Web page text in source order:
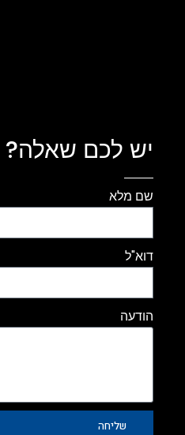
יש לכם שאלה?
שם מלא
דוא"ל
הודעה
שליחה